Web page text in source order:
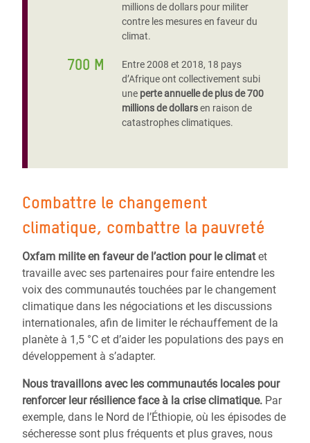
millions de dollars pour militer
contre les mesures en faveur du
climat.
700 M
Entre 2008 et 2018, 18 pays
d’Afrique ont collectivement subi
une perte annuelle de plus de 700
millions de dollarsen raison de
catastrophes climatiques.
Combattre le changement
climatique, combattre la pauvreté
Oxfam milite en faveur de l’action pour le climatet
travaille avec ses partenaires pour faire entendre les
voix des communautés touchées par le changement
climatique dans les négociations et les discussions
internationales, afin de limiter le réchauffement de la
planète à 1,5 °C et d’aider les populations des pays en
développement à s’adapter.
Nous travaillons avec les communautés locales pour
renforcer leur résilience face à la crise climatique. Par
exemple, dans le Nord de l’Éthiopie, où les épisodes de
sécheresse sont plus fréquents et plus graves, nous